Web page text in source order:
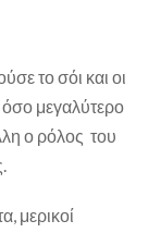
το σόι και οι
μεγαλύτερο
ο ρόλος του
μερικοί